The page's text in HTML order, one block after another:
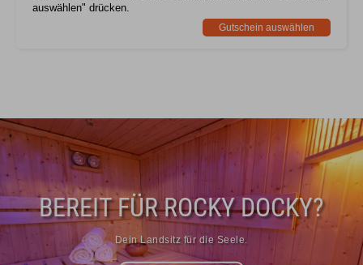
auswählen" drücken.
Gutschein auswählen
BEREIT FÜR ROCKY DOCKY?
Dein Landsitz für die Seele.